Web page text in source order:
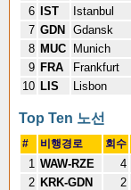
6
IST Istanbul
7 GDN Gdansk
8 MUC Munich
9 FRA Frankfurt
10 LIS Lisbon
Top Ten 노선
# 비행경로 회수
1 WAW-RZE 4
2 KRK-GDN 2